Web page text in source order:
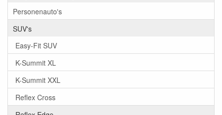
Personenauto's
SUV's
Easy-Fit SUV
K-Summit XL
K-Summit XXL
Reflex Cross